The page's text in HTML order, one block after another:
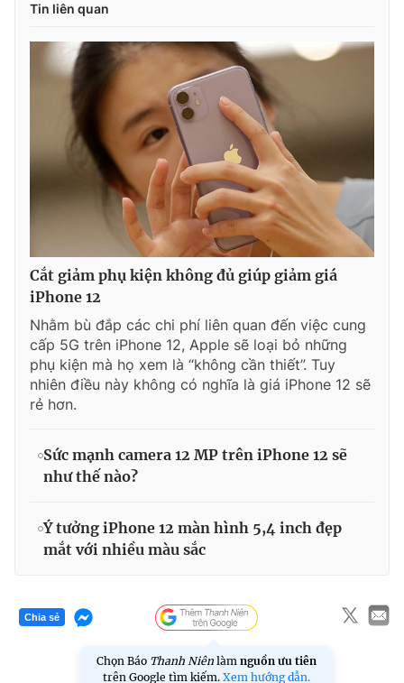
Tin liên quan
Cắt giảm phụ kiện không đủ giúp giảm giá
iPhone 12
Nhằm bù đắp các chi phí liên quan đến việc cung
cấp 5G trên iPhone 12, Apple sẽ loại bỏ những
phụ kiện mà họ xem là “không cần thiết”. Tuy
nhiên điều này không có nghĩa là giá iPhone 12 sẽ
rẻ hơn.
Sức mạnh camera 12 MP trên iPhone 12 sẽ
như thế nào?
Ý tưởng iPhone 12 màn hình 5,4 inch đẹp
mắt với nhiều màu sắc
Chia sẻ
Chọn Báo Thanh Niên làm nguồn ưu tiên
trên Google tìm kiếm. Xem hướng dẫn.